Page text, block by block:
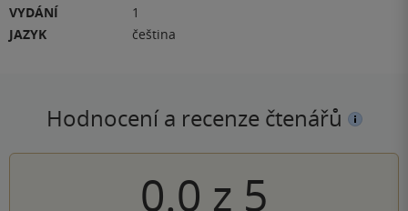
VYDÁNÍ
1
JAZYK
čeština
Hodnocení a recenze čtenářů
0.0 z 5